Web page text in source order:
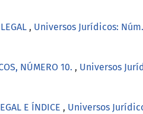
, Universos Jurídicos: Núm.
NÚMERO 10. , Universos
E ÍNDICE , Universos